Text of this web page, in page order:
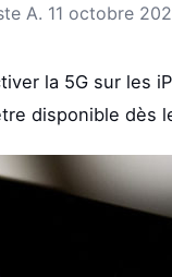
A. 11 octobre
la 5G sur les
disponible dès